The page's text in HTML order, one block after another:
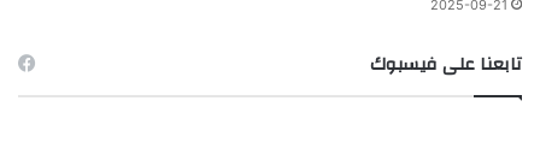
2025-09-21
تابعنا على فيسبوك